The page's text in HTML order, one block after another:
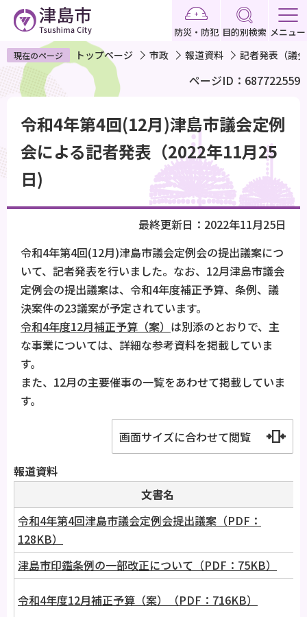
ペ
ー
ジ
で
す
防災・防犯 目的別検索 メニュー
現在のページ トップページ 市政 報道資料 記者発表（議
ページID：687722559
令和4年第4回(12月)津島市議会定例
会による記者発表（2022年11月25
日)
最終更新日：2022年11月25日
令和4年第4回(12月)津島市議会定例会の提出議案につ
いて、記者発表を行いました。なお、12月津島市議会
定例会の提出議案は、令和4年度補正予算、条例、議
決案件の23議案が予定されています。
令和4年度12月補正予算（案） は別添のとおりで、主
な事業については、詳細な参考資料を掲載していま
す。
また、12月の主要催事の一覧をあわせて掲載していま
す。
画面サイズに合わせて閲覧
報道資料
文書名
令和4年第4回津島市議会定例会提出議案（PDF：
128KB）
津島市印鑑条例の一部改正について（PDF：75KB）
令和4年度12月補正予算（案）（PDF：716KB）